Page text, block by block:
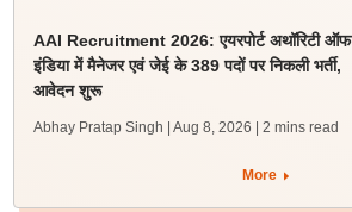
AAI Recruitment 2026: एयरपोर्ट अथॉरिटी ऑफ
इंडिया में मैनेजर एवं जेई के 389 पदों पर निकली भर्ती,
आवेदन शुरू
Abhay Pratap Singh | Aug 8, 2026 | 2 mins read
More